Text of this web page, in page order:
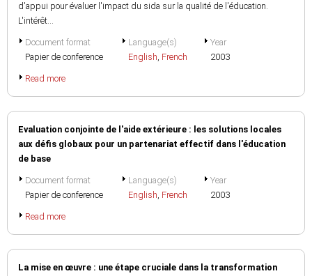
d'appui pour évaluer l'impact du sida sur la qualité de l'éducation.
L'intérêt...
Document format
Papier de conference
Language(s)
English, French
Year
2003
Read more
Evaluation conjointe de l'aide extérieure : les solutions locales
aux défis globaux pour un partenariat effectif dans l'éducation
de base
Document format
Papier de conference
Language(s)
English, French
Year
2003
Read more
La mise en œuvre : une étape cruciale dans la transformation